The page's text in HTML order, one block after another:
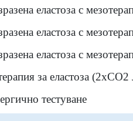
еластоза с
еластоза с
еластоза с
за еластоза (2хСО2
тестуване